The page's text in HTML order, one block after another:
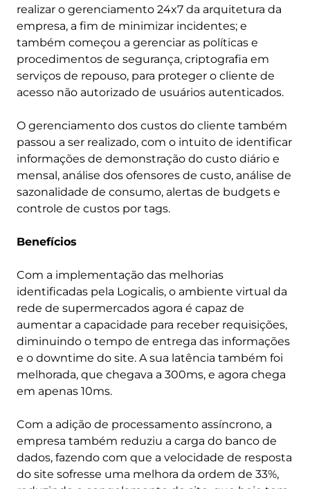
realizar o gerenciamento 24x7 da arquitetura da
empresa, a fim de minimizar incidentes; e
também começou a gerenciar as políticas e
procedimentos de segurança, criptografia em
serviços de repouso, para proteger o cliente de
acesso não autorizado de usuários autenticados.
O gerenciamento dos custos do cliente também
passou a ser realizado, com o intuito de identificar
informações de demonstração do custo diário e
mensal, análise dos ofensores de custo, análise de
sazonalidade de consumo, alertas de budgets e
controle de custos por tags.
Benefícios
Com a implementação das melhorias
identificadas pela Logicalis, o ambiente virtual da
rede de supermercados agora é capaz de
aumentar a capacidade para receber requisições,
diminuindo o tempo de entrega das informações
e o downtime do site. A sua latência também foi
melhorada, que chegava a 300ms, e agora chega
em apenas 10ms.
Com a adição de processamento assíncrono, a
empresa também reduziu a carga do banco de
dados, fazendo com que a velocidade de resposta
do site sofresse uma melhora da ordem de 33%,